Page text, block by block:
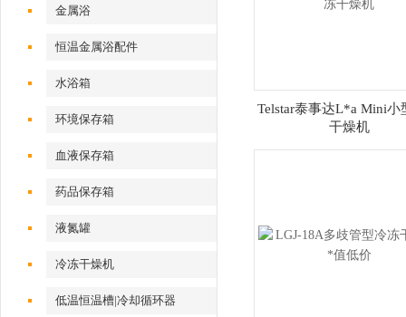
金属浴
恒温金属浴配件
水浴箱
环境保存箱
血液保存箱
药品保存箱
液氮罐
冷冻干燥机
低温恒温槽|冷却循环器
Telstar泰事达L*a Mini小
干燥机